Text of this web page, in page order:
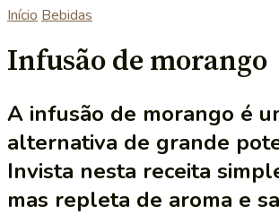
Início Bebidas
Infusão de morango
A infusão de morango é
alternativa de grande
Invista nesta receita
mas repleta de aroma e